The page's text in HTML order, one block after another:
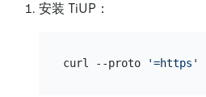
安装 TiUP：
curl --proto '=https'